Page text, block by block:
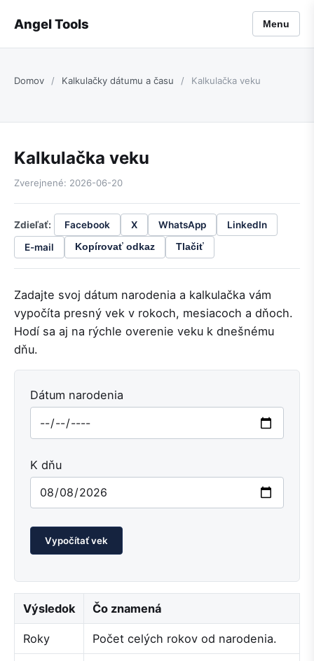
Angel Tools Menu
Domov / Kalkulačky dátumu a času / Kalkulačka veku
Kalkulačka veku
Zverejnené: 2026-06-20
Zdieľať: Facebook X WhatsApp
LinkedIn
E-mail
Kopírovať odkaz Tlačiť
Zadajte svoj dátum narodenia a kalkulačka vám
vypočíta presný vek v rokoch, mesiacoch a dňoch.
Hodí sa aj na rýchle overenie veku k dnešnému
dňu.
Dátum narodenia
K dňu
Vypočítať vek
Výsledok Čo znamená
Roky Počet celých rokov od narodenia.